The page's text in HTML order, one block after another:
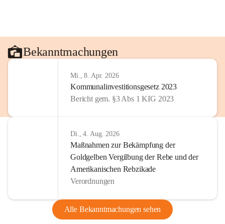
Bekanntmachungen
Mi., 8. Apr. 2026
Kommunalinvestitionsgesetz 2023
Bericht gem. §3 Abs 1 KIG 2023
Di., 4. Aug. 2026
Maßnahmen zur Bekämpfung der
Goldgelben Vergilbung der Rebe und der
Amerikanischen Rebzikade
Verordnungen
Alle Bekanntmachungen sehen